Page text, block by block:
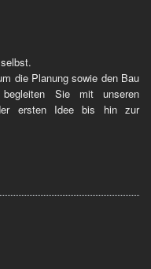
die Planung sowie den Bau
Sie mit unseren
ersten Idee bis hin zur